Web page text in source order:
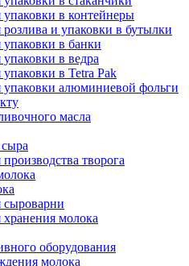
в контейнеры
и упаковки в бутылки
в банки
в ведра
в Tetra Pak
упаковки алюминиевой фольги
масла
творога
сыроварни
молока
оборудования
молока